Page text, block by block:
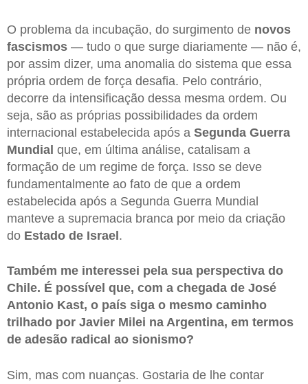
O problema da incubação, do surgimento de novos
fascismos — tudo o que surge diariamente — não é,
por assim dizer, uma anomalia do sistema que essa
própria ordem de força desafia. Pelo contrário,
decorre da intensificação dessa mesma ordem. Ou
seja, são as próprias possibilidades da ordem
internacional estabelecida após a Segunda Guerra
Mundial que, em última análise, catalisam a
formação de um regime de força. Isso se deve
fundamentalmente ao fato de que a ordem
estabelecida após a Segunda Guerra Mundial
manteve a supremacia branca por meio da criação
do Estado de Israel.
Também me interessei pela sua perspectiva do
Chile. É possível que, com a chegada de José
Antonio Kast, o país siga o mesmo caminho
trilhado por Javier Milei na Argentina, em termos
de adesão radical ao sionismo?
Sim, mas com nuanças. Gostaria de lhe contar